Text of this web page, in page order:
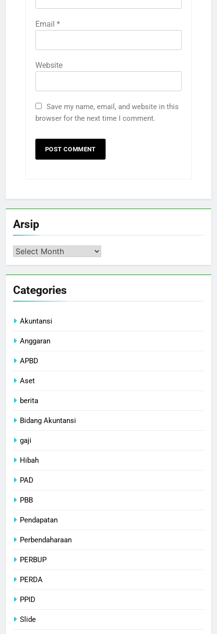
Email *
Website
Save my name, email, and website in this
browser for the next time I comment.
Arsip
Arsip
Categories
Akuntansi
Anggaran
APBD
Aset
berita
Bidang Akuntansi
gaji
Hibah
PAD
PBB
Pendapatan
Perbendaharaan
PERBUP
PERDA
PPID
Slide